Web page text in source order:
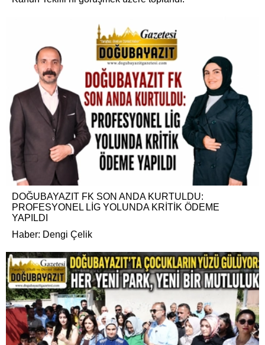
DOĞUBAYAZIT FK SON ANDA KURTULDU:
PROFESYONEL LİG YOLUNDA KRİTİK ÖDEME
YAPILDI
Haber: Dengi Çelik